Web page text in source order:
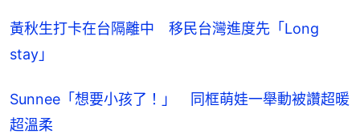
黃秋生打卡在台隔離中　移民台灣進度先「Long
stay」
Sunnee「想要小孩了！」　同框萌娃一舉動被讚超暖
超溫柔